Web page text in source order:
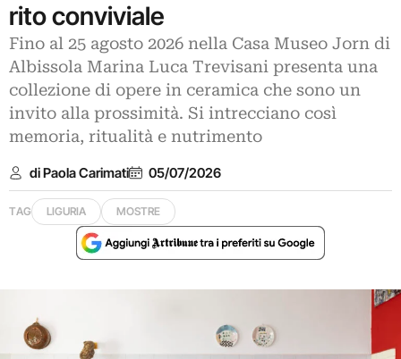
rito conviviale
Fino al 25 agosto 2026 nella Casa Museo Jorn di
Albissola Marina Luca Trevisani presenta una
collezione di opere in ceramica che sono un
invito alla prossimità. Si intrecciano così
memoria, ritualità e nutrimento
di Paola Carimati 05/07/2026
TAG LIGURIA MOSTRE